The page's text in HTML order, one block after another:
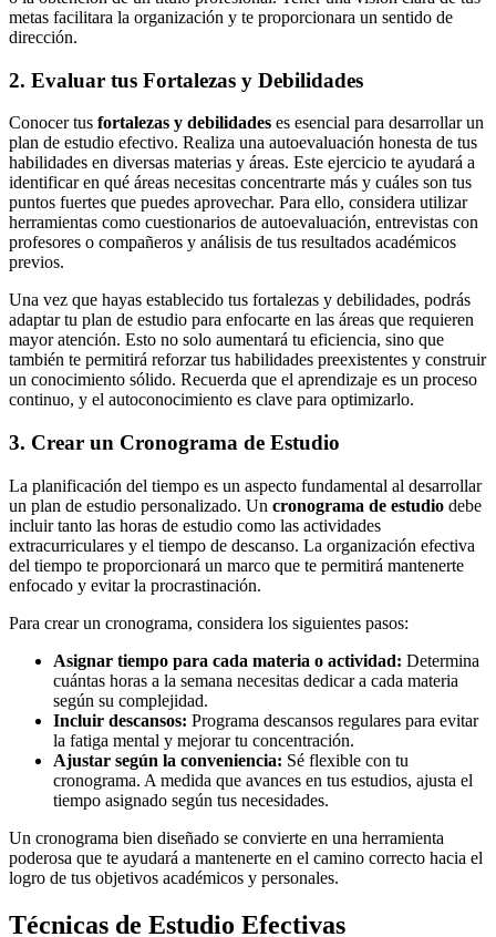
metas facilitara la organización y te proporcionara un sentido de
dirección.
2. Evaluar tus Fortalezas y Debilidades
Conocer tus fortalezas y debilidades es esencial para desarrollar un
plan de estudio efectivo. Realiza una autoevaluación honesta de tus
habilidades en diversas materias y áreas. Este ejercicio te ayudará a
identificar en qué áreas necesitas concentrarte más y cuáles son tus
puntos fuertes que puedes aprovechar. Para ello, considera utilizar
herramientas como cuestionarios de autoevaluación, entrevistas con
profesores o compañeros y análisis de tus resultados académicos
previos.
Una vez que hayas establecido tus fortalezas y debilidades, podrás
adaptar tu plan de estudio para enfocarte en las áreas que requieren
mayor atención. Esto no solo aumentará tu eficiencia, sino que
también te permitirá reforzar tus habilidades preexistentes y construir
un conocimiento sólido. Recuerda que el aprendizaje es un proceso
continuo, y el autoconocimiento es clave para optimizarlo.
3. Crear un Cronograma de Estudio
La planificación del tiempo es un aspecto fundamental al desarrollar
un plan de estudio personalizado. Un cronograma de estudio debe
incluir tanto las horas de estudio como las actividades
extracurriculares y el tiempo de descanso. La organización efectiva
del tiempo te proporcionará un marco que te permitirá mantenerte
enfocado y evitar la procrastinación.
Para crear un cronograma, considera los siguientes pasos:
Asignar tiempo para cada materia o actividad: Determina
cuántas horas a la semana necesitas dedicar a cada materia
según su complejidad.
Incluir descansos: Programa descansos regulares para evitar
la fatiga mental y mejorar tu concentración.
Ajustar según la conveniencia: Sé flexible con tu
cronograma. A medida que avances en tus estudios, ajusta el
tiempo asignado según tus necesidades.
Un cronograma bien diseñado se convierte en una herramienta
poderosa que te ayudará a mantenerte en el camino correcto hacia el
logro de tus objetivos académicos y personales.
Técnicas de Estudio Efectivas